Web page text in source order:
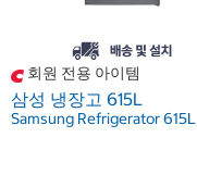
회원 전용 아이템
삼성 냉장고 615L
Samsung Refrigerator 615L